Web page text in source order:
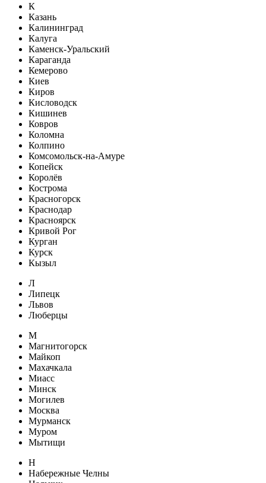
К
Казань
Калининград
Калуга
Каменск-Уральский
Караганда
Кемерово
Киев
Киров
Кисловодск
Кишинев
Ковров
Коломна
Колпино
Комсомольск-на-Амуре
Копейск
Королёв
Кострома
Красногорск
Краснодар
Красноярск
Кривой Рог
Курган
Курск
Кызыл
Л
Липецк
Львов
Люберцы
М
Магнитогорск
Майкоп
Махачкала
Миасс
Минск
Могилев
Москва
Мурманск
Муром
Мытищи
Н
Набережные Челны